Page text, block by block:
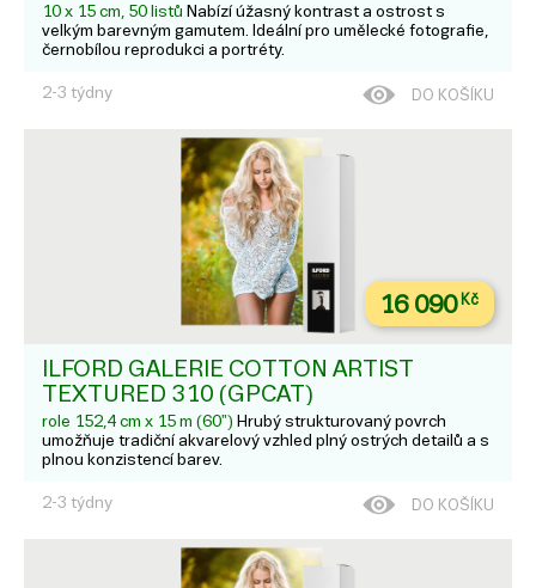
10 x 15 cm, 50 listů Nabízí úžasný kontrast a ostrost s
velkým barevným gamutem. Ideální pro umělecké fotografie,
černobílou reprodukci a portréty.
2-3 týdny DO KOŠÍKU
16 090Kč
ILFORD GALERIE COTTON ARTIST
TEXTURED 310 (GPCAT)
role 152,4 cm x 15 m (60") Hrubý strukturovaný povrch
umožňuje tradiční akvarelový vzhled plný ostrých detailů a s
plnou konzistencí barev.
2-3 týdny DO KOŠÍKU